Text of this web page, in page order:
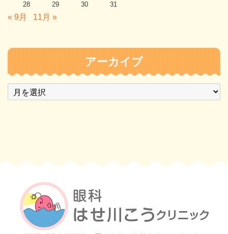
28
29 30 31
« 9月 11月 »
アーカイブ
ア
ー